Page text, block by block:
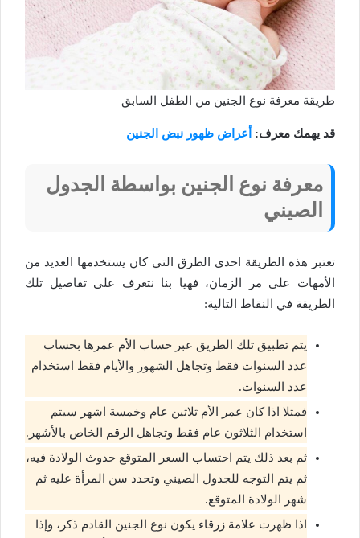
طريقة معرفة نوع الجنين من الطفل السابق
قد يهمك معرف: أعراض ظهور نبض الجنين
معرفة نوع الجنين بواسطة الجدول
الصيني
تعتبر هذه الطريقة احدى الطرق التي كان يستخدمها العديد من
الأمهات على مر الزمان، فهيا بنا نتعرف على تفاصيل تلك
الطريقة في النقاط التالية:
يتم تطبيق تلك الطريق عبر حساب الأم عمرها بحساب
عدد السنوات فقط وتجاهل الشهور والأيام فقط استخدام
عدد السنوات.
فمثلا اذا كان عمر الأم ثلاثين عام وخمسة اشهر سيتم
استخدام الثلاثون عام فقط وتجاهل الرقم الخاص بالأشهر.
ثم بعد ذلك يتم احتساب السعر المتوقع حدوث الولادة فيه،
ثم يتم التوجه للجدول الصيني وتحدد سن المرأة عليه ثم
شهر الولادة المتوقع.
اذا ظهرت علامة زرقاء يكون نوع الجنين القادم ذكر، وإذا